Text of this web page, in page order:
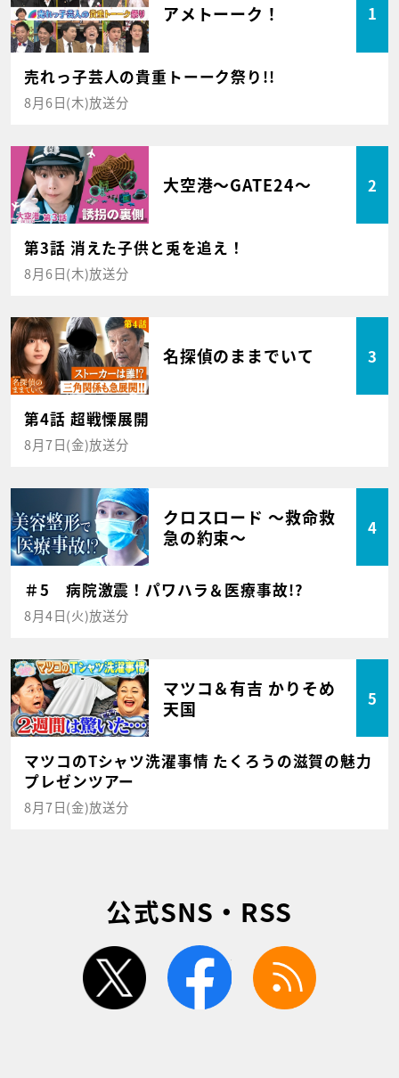
アメトーーク！ 1
売れっ子芸人の貴重トーーク祭り!!
8月6日(木)放送分
大空港～GATE24～ 2
第3話 消えた子供と兎を追え！
8月6日(木)放送分
名探偵のままでいて 3
第4話 超戦慄展開
8月7日(金)放送分
クロスロード ～救命救
急の約束～
4
＃5 病院激震！パワハラ＆医療事故!?
8月4日(火)放送分
マツコ＆有吉 かりそめ
天国
5
マツコのTシャツ洗濯事情 たくろうの滋賀の魅力
プレゼンツアー
8月7日(金)放送分
公式SNS・RSS
twitter facebook